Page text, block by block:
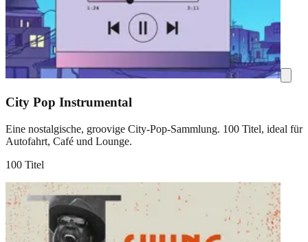
City Pop Instrumental
Eine nostalgische, groovige City-Pop-Sammlung. 100 Titel, ideal für
Autofahrt, Café und Lounge.
100 Titel